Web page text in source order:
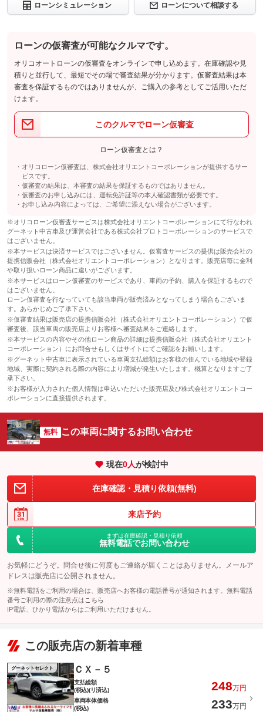
ローンシミュレーション ローンについて相談する
ローンの仮審査が可能なクルマです。
オリコオートローンの仮審査をオンラインで申し込めます。在庫確認や見
積りと並行して、最短でその場で審査結果が分かります。仮審査結果は本
審査を保証するものではありませんが、ご購入の参考としてご活用いただ
けます。
このクルマでローン仮審査
ローン仮審査とは？
オリコローン仮審査は、株式会社オリエントコーポレーションが提供するサー
ビスです。
仮審査の結果は、本審査の結果を保証するものではありません。
仮審査のお申し込みには、運転免許証等の本人確認書類が必要です。
お申し込み内容によっては、ご希望に添えない場合がございます。
※オリコローン仮審査サービスは株式会社オリエントコーポレーションにて行なわれ
グーネット中古車及び運営会社である株式会社プロトコーポレーションのサービスで
はございません。
※本サービスは決済サービスではございません。仮審査サービスの提供は販売会社の
提携信販会社（株式会社オリエントコーポレーション）となります。販売店毎に金利
や取り扱いローン商品に違いがございます。
※本サービスはローン仮審査のサービスであり、車両の予約、購入を保証するもので
はございません。
ローン仮審査を行なっていても該当車両が販売済みとなってしまう場合もございま
す。あらかじめご了承下さい。
※仮審査結果は販売店の提携信販会社（株式会社オリエントコーポレーション）で仮
審査後、該当車両の販売店よりお客様へ審査結果をご連絡します。
※本サービスの内容やその他ローン商品の詳細は提携信販会社（株式会社オリエント
コーポレーション）にお問合せもしくはサイトにてご確認をお願いします。
※グーネット中古車に表示されている車両支払総額はお客様の住んでいる地域や登録
地域、実際に契約される際の内容により増減が発生いたします。概算となりますご了
承下さい。
※お客様が入力された個人情報は申込いただいた販売店及び株式会社オリエントコー
ポレーションに直接提供されます。
無料 この車両に関するお問い合わせ
現在0人が検討中
在庫確認・見積り依頼(無料)
来店予約
まずは在庫確認・見積り依頼
無料電話でお問い合わせ
お気軽にどうぞ。問合せ後に何度もご連絡が届くことはありません。メールア
ドレスは販売店に公開されません。
※無料電話をご利用の場合は、販売店へお客様の電話番号が通知されます。無料電話
番号ご利用の際の注意点は こちら
IP電話、ひかり電話からはご利用いただけません。
この販売店の新着車種
グーネットセレクト ＣＸ－５
支払総額
(税込)(リ済込)
248万円
車両本体価格
(税込)
233万円